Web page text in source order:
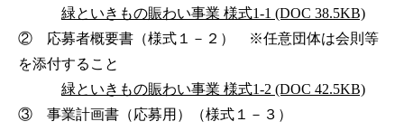
緑といきもの賑わい事業 様式1-1 (DOC 38.5KB)
② 応募者概要書（様式１－２） ※任意団体は会則等
を添付すること
緑といきもの賑わい事業 様式1-2 (DOC 42.5KB)
③ 事業計画書（応募用）（様式１－３）